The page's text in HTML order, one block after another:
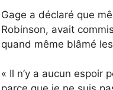
Gage a déclaré que
Robinson, avait
quand même blâmé
« Il n’y a aucun espoir